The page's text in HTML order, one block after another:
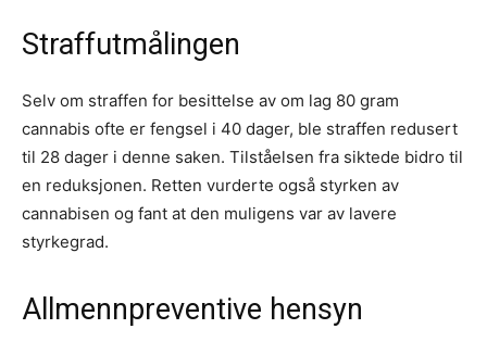
Straffutmålingen
Selv om straffen for besittelse av om lag 80 gram
cannabis ofte er fengsel i 40 dager, ble straffen redusert
til 28 dager i denne saken. Tilståelsen fra siktede bidro til
en reduksjonen. Retten vurderte også styrken av
cannabisen og fant at den muligens var av lavere
styrkegrad.
Allmennpreventive hensyn